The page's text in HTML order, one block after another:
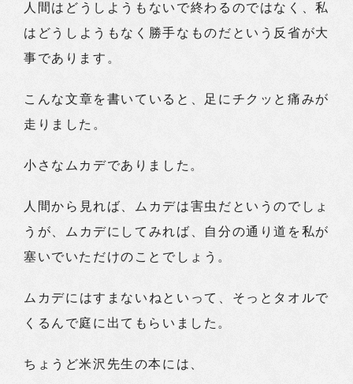
人間はどうしようもないで終わるのではなく、私
はどうしようもなく勝手なものだという反省が大
事であります。
こんな文章を書いていると、足にチクッと痛みが
走りました。
小さなムカデでありました。
人間から見れば、ムカデは害虫だというのでしょ
うが、ムカデにしてみれば、自分の通り道を私が
塞いでいただけのことでしょう。
ムカデにはすまないねといって、そっとタオルで
くるんで庭に出てもらいました。
ちょうど米沢先生の本には、